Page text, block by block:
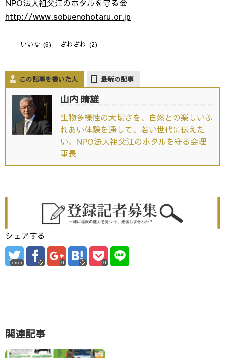
NPO法人祖父江のホタルを守る会
http://www.sobuenohotaru.or.jp
いいな (6) ざわざわ (2)
この記事を書いた人 最新の記事
山内 晴雄
生物多様性の大切さを、自然との楽しいふ
れあい体験を通して、若い世代に伝えた
い。NPO法人祖父江のホタルを守る会理
事長
シェアする
error 0 0
関連記事